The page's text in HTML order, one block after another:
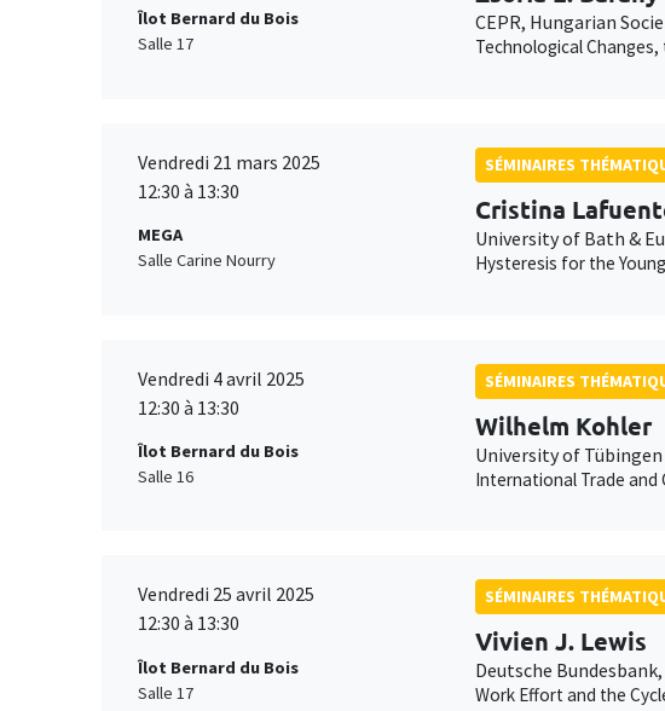
Îlot Bernard du Bois
Salle 17
CEPR, Hungarian
Technological
Vendredi 21 mars 2025
12:30 à 13:30
MEGA
Salle Carine Nourry
SÉMINAIRES
Cristina
University of Bath &
Hysteresis for the
Vendredi 4 avril 2025
12:30 à 13:30
Îlot Bernard du Bois
Salle 16
SÉMINAIRES
Wilhelm Kohler
University of Tübingen
International Trade and
Vendredi 25 avril 2025
12:30 à 13:30
Îlot Bernard du Bois
Salle 17
SÉMINAIRES
Vivien J. Lewis
Deutsche Bundesbank,
Work Effort and the